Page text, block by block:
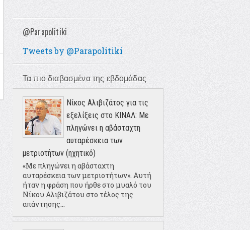
@Parapolitiki
Tweets by @Parapolitiki
Τα πιο διαβασμένα της εβδομάδας
Νίκος Αλιβιζάτος για τις
εξελίξεις στο ΚΙΝΑΛ: Με
πληγώνει η αβάσταχτη
αυταρέσκεια των
μετριοτήτων (ηχητικό)
«Με πληγώνει η αβάσταχτη
αυταρέσκεια των μετριοτήτων». Αυτή
ήταν η φράση που ήρθε στο μυαλό του
Νίκου Αλιβιζάτου στο τέλος της
απάντησης...